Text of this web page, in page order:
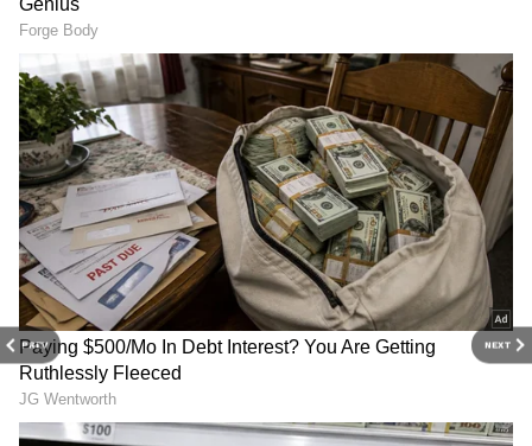
PREV NEXT
உயரும் நடுத்தர மக்களின்
பொருளாதாரம்
இந்தத் திட்டத்தின் முக்கிய நோக்கம்,
குடும்பத்தின் அன்றாட செலவுகளை
சமாளிக்க பெண்களுக்கு நிதி ஆதரவு
வழங்குவதாகும். குடும்பச் செலவுகள்,
குழந்தைகளின் கல்வி, மருத்துவத்
தேவைகள், அத்தியாவசிய பொருட்கள்
வாங்குதல் போன்றவற்றிற்கு இந்த
உதவித்தொகை பெரிதும் பயனுள்ளதாக
இருப்பதாக பல பெண்கள் தெரிவித்து
வருகின்றனர். இதனால் குடும்பத்தில்